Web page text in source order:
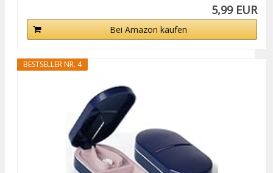
5,99 EUR
Bei Amazon kaufen
BESTSELLER NR. 4